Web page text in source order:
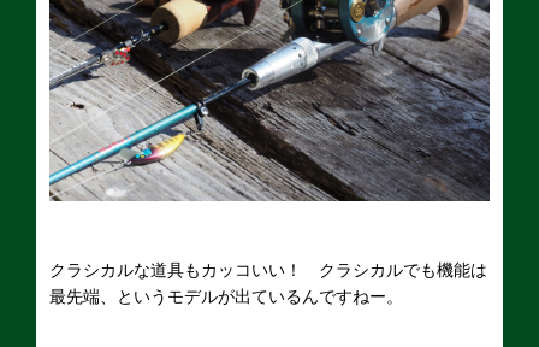
クラシカルな道具もカッコいい！ クラシカルでも機能は
最先端、というモデルが出ているんですねー。